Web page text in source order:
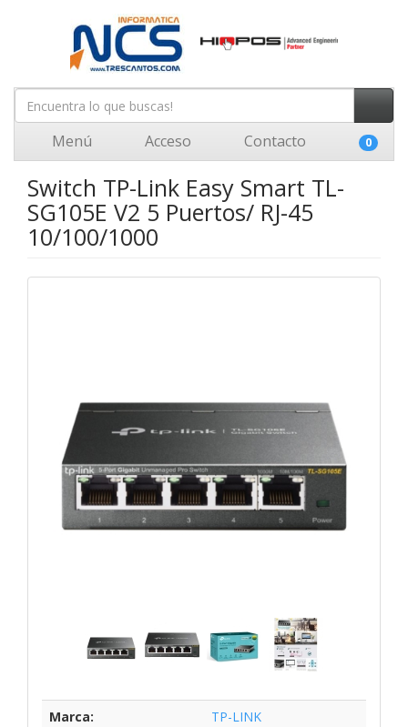
Menú Acceso Contacto 0
Switch TP-Link Easy Smart TL-
SG105E V2 5 Puertos/ RJ-45
10/100/1000
Marca:
TP-LINK